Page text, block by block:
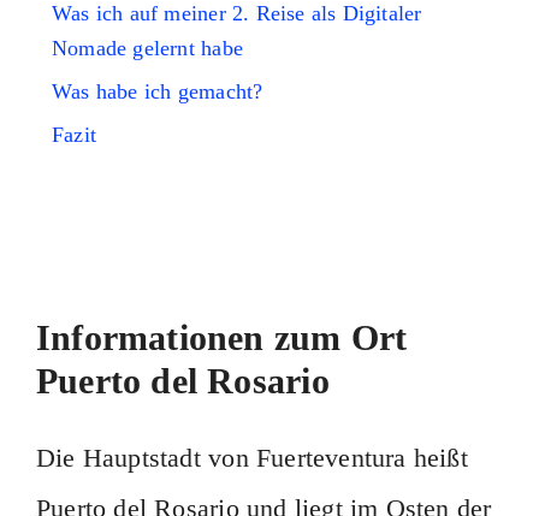
Was ich auf meiner 2. Reise als Digitaler
Nomade gelernt habe
Was habe ich gemacht?
Fazit
Informationen zum Ort
Puerto del Rosario
Die Hauptstadt von Fuerteventura heißt
Puerto del Rosario und liegt im Osten der